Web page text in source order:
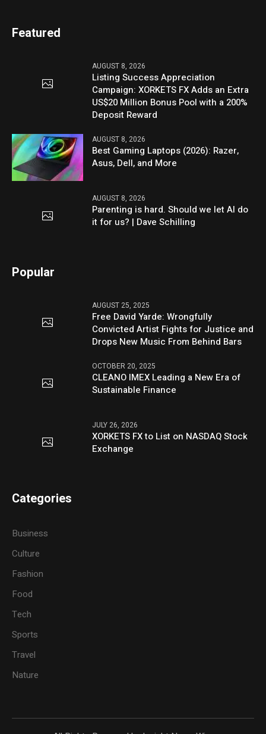
Featured
AUGUST 8, 2026
Listing Success Appreciation
Campaign: XORKETS FX Adds an Extra
US$20 Million Bonus Pool with a 200%
Deposit Reward
AUGUST 8, 2026
Best Gaming Laptops (2026): Razer,
Asus, Dell, and More
AUGUST 8, 2026
Parenting is hard. Should we let AI do
it for us? | Dave Schilling
Popular
AUGUST 25, 2025
Free David Yarde: Wrongfully
Convicted Artist Fights for Justice and
Drops New Music From Behind Bars
OCTOBER 20, 2025
CLEANO IMEX Leading a New Era of
Sustainable Finance
JULY 26, 2026
XORKETS FX to List on NASDAQ Stock
Exchange
Categories
Business
Culture
Fashion
Food
Tech
Sports
Travel
Nature